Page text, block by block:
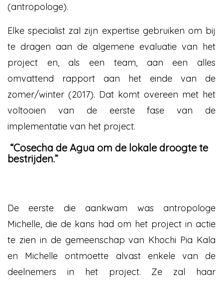
(antropologe).
Elke specialist zal zijn expertise gebruiken om bij
te dragen aan de algemene evaluatie van het
project en, als een team, aan een alles
omvattend rapport aan het einde van de
zomer/winter (2017). Dat komt overeen met het
voltooien van de eerste fase van de
implementatie van het project.
“Cosecha de Agua om de lokale droogte te
bestrijden.”
De eerste die aankwam was antropologe
Michelle, die de kans had om het project in actie
te zien in de gemeenschap van Khochi Pia Kala
en Michelle ontmoette alvast enkele van de
deelnemers in het project. Ze zal haar